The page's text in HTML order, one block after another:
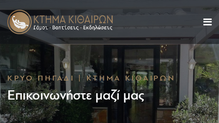
ΚΡΎΟ ΠΗΓΆΔΙ | ΚΤΉΜΑ ΚΙΘΑΙΡΏΝ
Επικοινωνήστε μαζί μας